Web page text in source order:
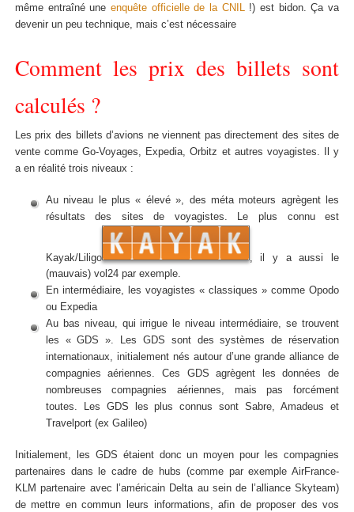
même entraîné une enquête officielle de la CNIL!) est bidon. Ça va
devenir un peu technique, mais c’est nécessaire
Comment les prix des billets sont
calculés ?
Les prix des billets d’avions ne viennent pas directement des sites de
vente comme Go-Voyages, Expedia, Orbitz et autres voyagistes. Il y
a en réalité trois niveaux :
Au niveau le plus « élevé », des méta moteurs agrègent les
résultats des sites de voyagistes. Le plus connu est
Kayak/Liligo
, il y a aussi le
(mauvais) vol24 par exemple.
En intermédiaire, les voyagistes « classiques » comme Opodo
ou Expedia
Au bas niveau, qui irrigue le niveau intermédiaire, se trouvent
les « GDS ». Les GDS sont des systèmes de réservation
internationaux, initialement nés autour d’une grande alliance de
compagnies aériennes. Ces GDS agrègent les données de
nombreuses compagnies aériennes, mais pas forcément
toutes. Les GDS les plus connus sont Sabre, Amadeus et
Travelport (ex Galileo)
Initialement, les GDS étaient donc un moyen pour les compagnies
partenaires dans le cadre de hubs (comme par exemple AirFrance-
KLM partenaire avec l’américain Delta au sein de l’alliance Skyteam)
de mettre en commun leurs informations, afin de proposer des vos